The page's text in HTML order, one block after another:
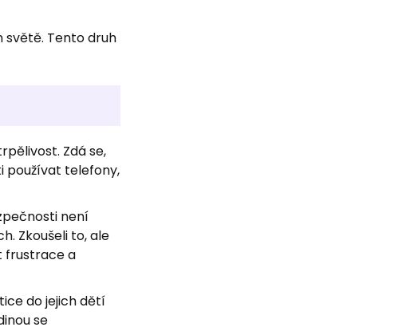
světě. Tento druh
Zdá se,
používat telefony,
není
Zkoušeli to, ale
frustrace a
do jejich dětí
se